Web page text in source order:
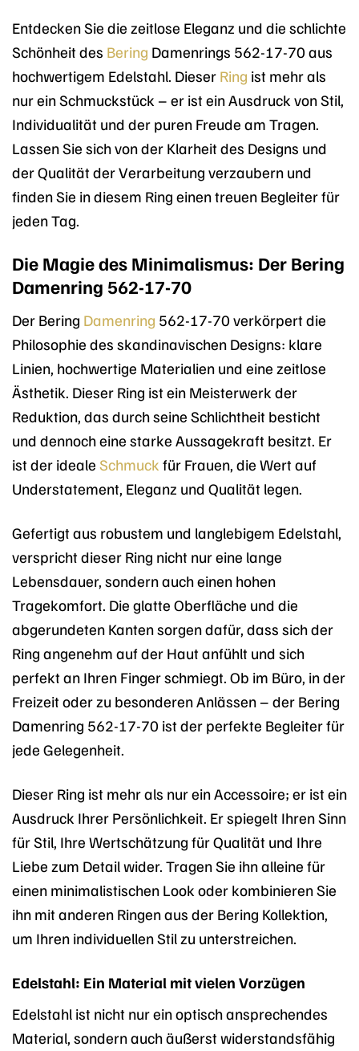
Entdecken Sie die zeitlose Eleganz und die schlichte
Schönheit des Bering Damenrings 562-17-70 aus
hochwertigem Edelstahl. Dieser Ring ist mehr als
nur ein Schmuckstück – er ist ein Ausdruck von Stil,
Individualität und der puren Freude am Tragen.
Lassen Sie sich von der Klarheit des Designs und
der Qualität der Verarbeitung verzaubern und
finden Sie in diesem Ring einen treuen Begleiter für
jeden Tag.
Die Magie des Minimalismus: Der Bering
Damenring 562-17-70
Der Bering Damenring 562-17-70 verkörpert die
Philosophie des skandinavischen Designs: klare
Linien, hochwertige Materialien und eine zeitlose
Ästhetik. Dieser Ring ist ein Meisterwerk der
Reduktion, das durch seine Schlichtheit besticht
und dennoch eine starke Aussagekraft besitzt. Er
ist der ideale Schmuck für Frauen, die Wert auf
Understatement, Eleganz und Qualität legen.
Gefertigt aus robustem und langlebigem Edelstahl,
verspricht dieser Ring nicht nur eine lange
Lebensdauer, sondern auch einen hohen
Tragekomfort. Die glatte Oberfläche und die
abgerundeten Kanten sorgen dafür, dass sich der
Ring angenehm auf der Haut anfühlt und sich
perfekt an Ihren Finger schmiegt. Ob im Büro, in der
Freizeit oder zu besonderen Anlässen – der Bering
Damenring 562-17-70 ist der perfekte Begleiter für
jede Gelegenheit.
Dieser Ring ist mehr als nur ein Accessoire; er ist ein
Ausdruck Ihrer Persönlichkeit. Er spiegelt Ihren Sinn
für Stil, Ihre Wertschätzung für Qualität und Ihre
Liebe zum Detail wider. Tragen Sie ihn alleine für
einen minimalistischen Look oder kombinieren Sie
ihn mit anderen Ringen aus der Bering Kollektion,
um Ihren individuellen Stil zu unterstreichen.
Edelstahl: Ein Material mit vielen Vorzügen
Edelstahl ist nicht nur ein optisch ansprechendes
Material, sondern auch äußerst widerstandsfähig